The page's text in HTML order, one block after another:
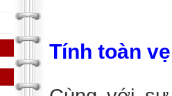
Tính toàn